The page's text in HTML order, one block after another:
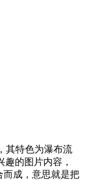
其特色为瀑布流
的图片内容，
而成，意思就是把